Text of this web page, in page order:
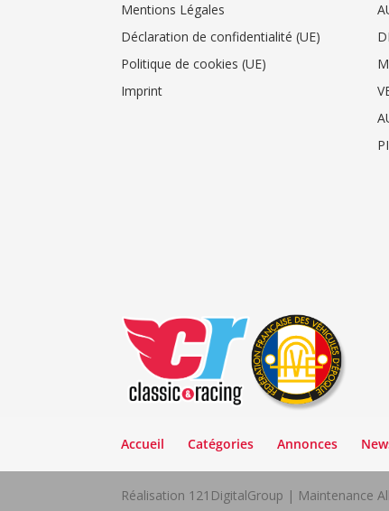
Mentions Légales
Déclaration de confidentialité (UE)
Politique de cookies (UE)
Imprint
Accueil Catégories Annonces
Réalisation 121DigitalGroup | Maintenance